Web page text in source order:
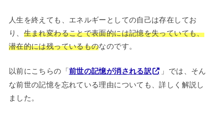
人生を終えても、エネルギーとしての自己は存在してお
り、 生まれ変わることで表面的には記憶を失っていても、
潜在的には残っているものなのです。
以前にこちらの「前世の記憶が消される訳
」では、そん
な前世の記憶を忘れている理由についても、詳しく解説し
ました。